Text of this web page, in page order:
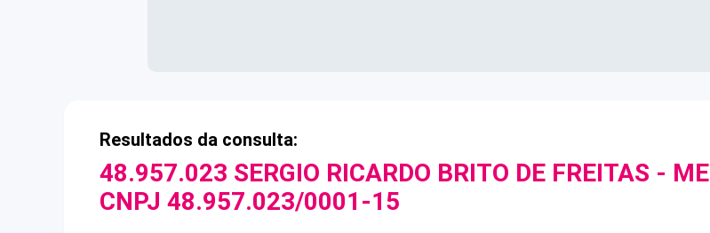
Resultados da consulta:
48.957.023 SERGIO RICARDO BRITO DE FREITAS - ME
CNPJ 48.957.023/0001-15